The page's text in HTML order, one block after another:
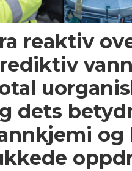
reaktiv
dets
og